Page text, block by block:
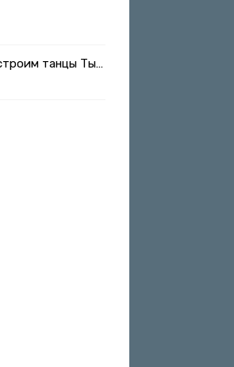
Танцы мы устроим танцы Ты такая классная